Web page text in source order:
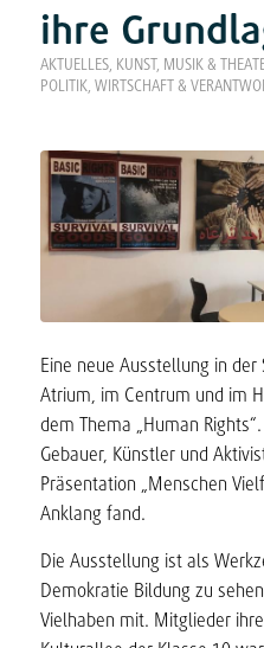
ihre
AKTUELLES, KUNST, MUSIK &
POLITIK, WIRTSCHAFT &
Eine neue Ausstellung in
Atrium, im Centrum und im
dem Thema „Human
Gebauer, Künstler und
Präsentation „Menschen
Anklang fand.
Die Ausstellung ist als
Demokratie Bildung zu
Vielhaben mit. Mitglieder